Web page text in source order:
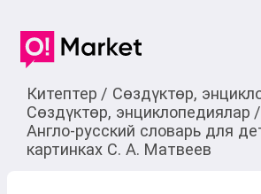
Китептер / Сөздүктөр,
Сөздүктөр, энциклопедиялар /
Англо-русский словарь для
картинках С. А. Матвеев